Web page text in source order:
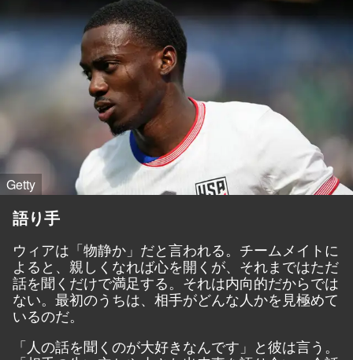
Getty
語り手
ウィアは「物静か」だと言われる。チームメイトに
よると、親しくなれば心を開くが、それまではただ
話を聞くだけで満足する。それは内向的だからでは
ない。最初のうちは、相手がどんな人かを見極めて
いるのだ。
「人の話を聞くのが大好きなんです」と彼は言う。